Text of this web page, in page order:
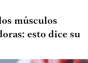
músculos
esto dice su